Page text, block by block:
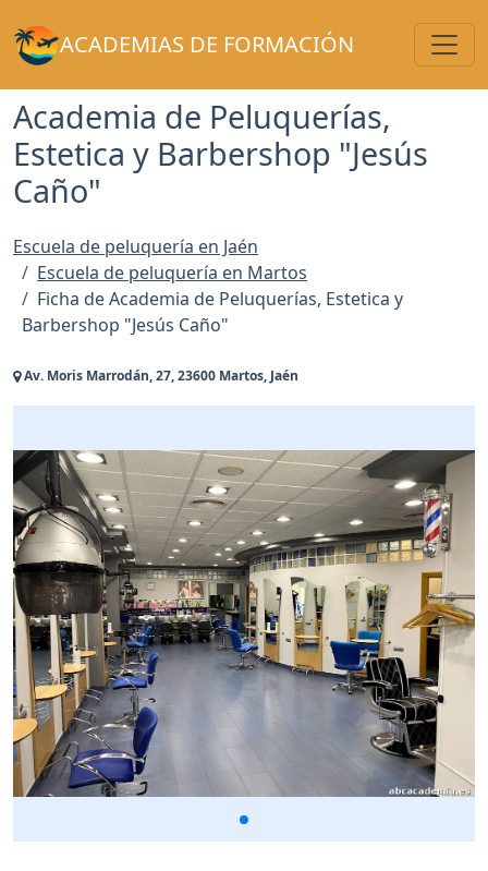
ACADEMIAS DE FORMACIÓN
Academia de Peluquerías,
Estetica y Barbershop "Jesús
Caño"
Escuela de peluquería en Jaén
Escuela de peluquería en Martos
Ficha de Academia de Peluquerías, Estetica y
Barbershop "Jesús Caño"
Av. Moris Marrodán, 27, 23600 Martos, Jaén